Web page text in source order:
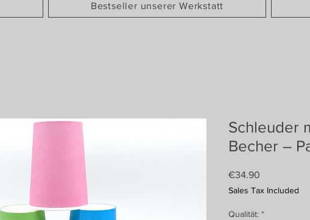
Bestseller unserer Werkstatt
Schleuder
Becher –
€34.90
Sales Tax Included
Qualität: *